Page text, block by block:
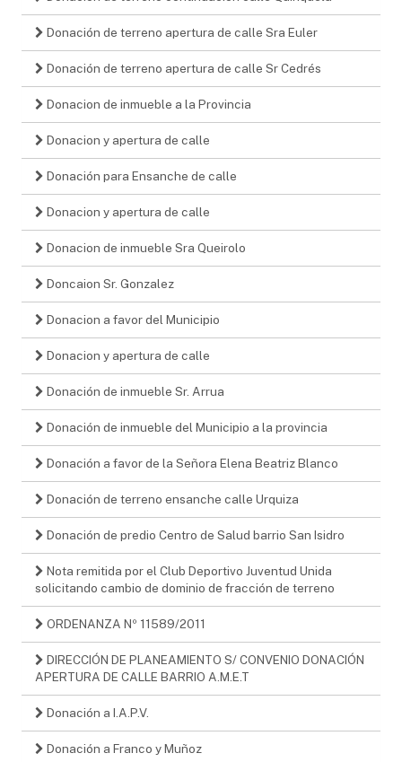
Donación de terreno apertura de calle Sra Euler
Donación de terreno apertura de calle Sr Cedrés
Donacion de inmueble a la Provincia
Donacion y apertura de calle
Donación para Ensanche de calle
Donacion y apertura de calle
Donacion de inmueble Sra Queirolo
Doncaion Sr. Gonzalez
Donacion a favor del Municipio
Donacion y apertura de calle
Donación de inmueble Sr. Arrua
Donación de inmueble del Municipio a la provincia
Donación a favor de la Señora Elena Beatriz Blanco
Donación de terreno ensanche calle Urquiza
Donación de predio Centro de Salud barrio San Isidro
Nota remitida por el Club Deportivo Juventud Unida
solicitando cambio de dominio de fracción de terreno
ORDENANZA Nº 11589/2011
DIRECCIÓN DE PLANEAMIENTO S/ CONVENIO DONACIÓN
APERTURA DE CALLE BARRIO A.M.E.T
Donación a I.A.P.V.
Donación a Franco y Muñoz